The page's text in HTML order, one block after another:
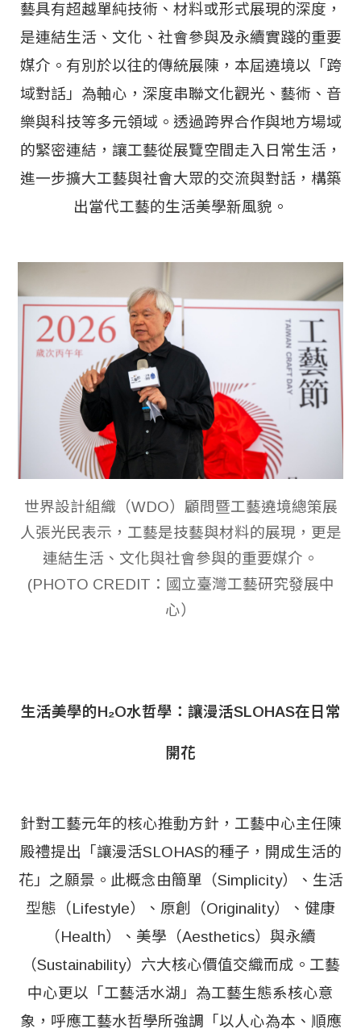
藝具有超越單純技術、材料或形式展現的深度，
是連結生活、文化、社會參與及永續實踐的重要
媒介。 有別於以往的傳統展陳，本屆遶境以「跨
域對話」為軸心，深度串聯文化觀光、藝術、音
樂與科技等多元領域。透過跨界合作與地方場域
的緊密連結，讓工藝從展覽空間走入日常生活，
進一步擴大工藝與社會大眾的交流與對話，構築
出當代工藝的生活美學新風貌。
世界設計組織（WDO）顧問暨工藝遶境總策展
人張光民表示，工藝是技藝與材料的展現，更是
連結生活、文化與社會參與的重要媒介。
(PHOTO CREDIT：國立臺灣工藝研究發展中
心）
生活美學的H₂O水哲學：讓漫活SLOHAS在日常
開花
針對工藝元年的核心推動方針，工藝中心主任陳
殿禮提出「讓漫活SLOHAS的種子，開成生活的
花」之願景。此概念由簡單（Simplicity）、生活
型態（Lifestyle）、原創（Originality）、健康
（Health）、美學（Aesthetics）與永續
（Sustainability）六大核心價值交織而成。工藝
中心更以「工藝活水湖」為工藝生態系核心意
象，呼應工藝水哲學所強調「以人心為本、順應